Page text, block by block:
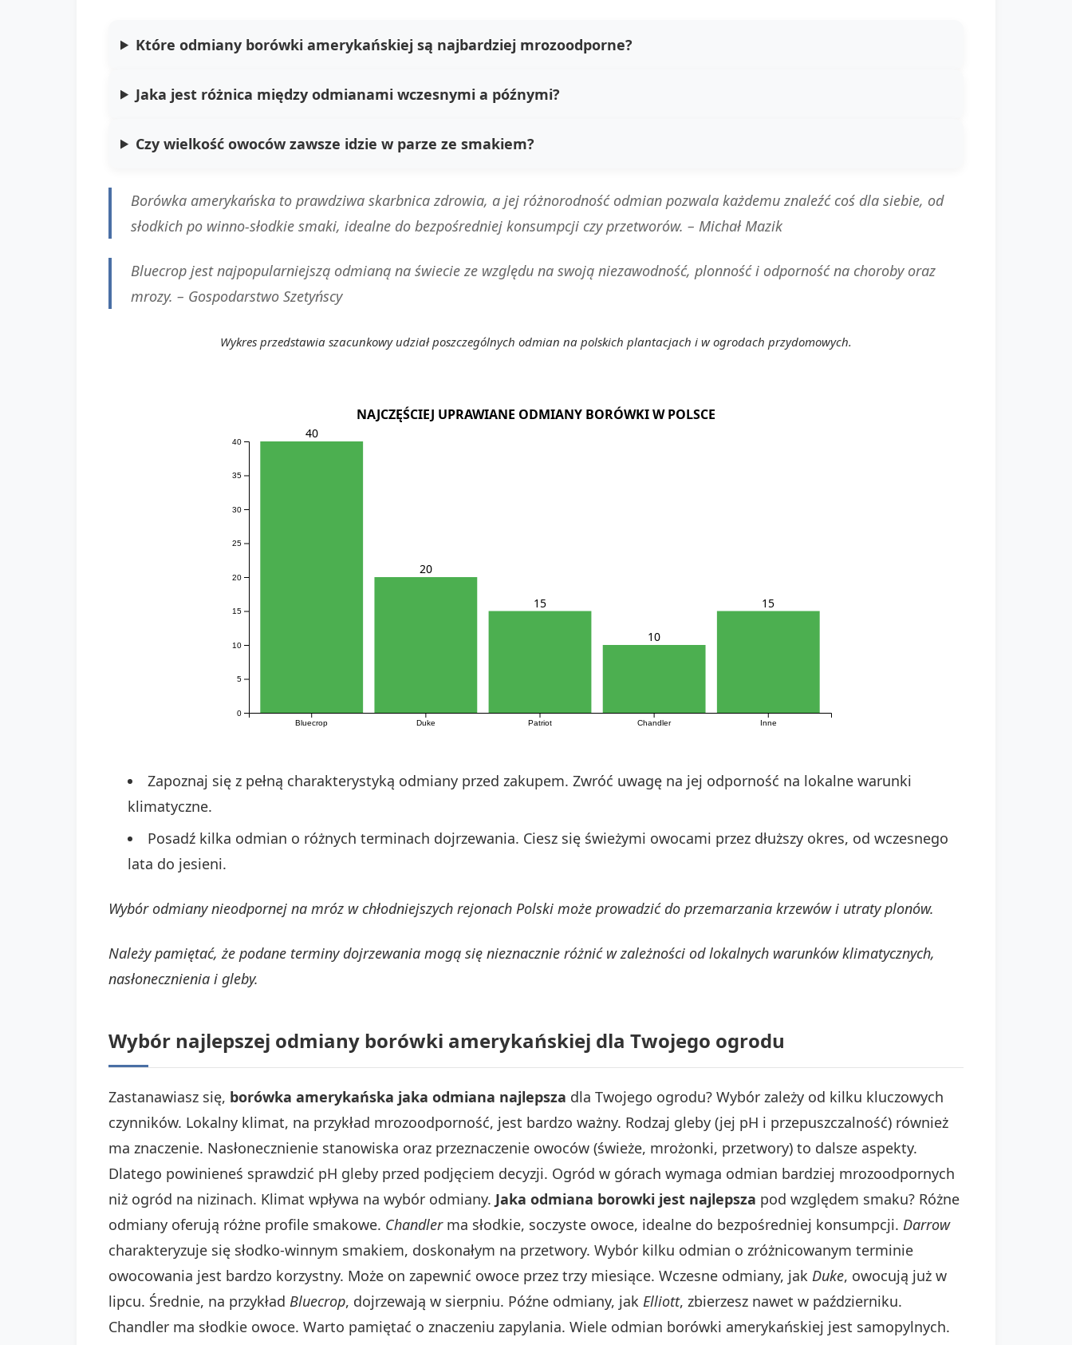
Które odmiany borówki amerykańskiej są najbardziej mrozoodporne?
Jaka jest różnica między odmianami wczesnymi a późnymi?
Czy wielkość owoców zawsze idzie w parze ze smakiem?
Borówka amerykańska to prawdziwa skarbnica zdrowia, a jej różnorodność odmian pozwala każdemu znaleźć coś dla siebie, od
słodkich po winno-słodkie smaki, idealne do bezpośredniej konsumpcji czy przetworów. – Michał Mazik
Bluecrop jest najpopularniejszą odmianą na świecie ze względu na swoją niezawodność, plonność i odporność na choroby oraz
mrozy. – Gospodarstwo Szetyńscy
Wykres przedstawia szacunkowy udział poszczególnych odmian na polskich plantacjach i w ogrodach przydomowych.
NAJCZĘŚCIEJ UPRAWIANE ODMIANY BORÓWKI W POLSCE
Bluecrop Duke Patriot Chandler Inne
0
5
10
15
20
25
30
35
40
40
20
15
10
15
Zapoznaj się z pełną charakterystyką odmiany przed zakupem. Zwróć uwagę na jej odporność na lokalne warunki
klimatyczne.
Posadź kilka odmian o różnych terminach dojrzewania. Ciesz się świeżymi owocami przez dłuższy okres, od wczesnego
lata do jesieni.
Wybór odmiany nieodpornej na mróz w chłodniejszych rejonach Polski może prowadzić do przemarzania krzewów i utraty plonów.
Należy pamiętać, że podane terminy dojrzewania mogą się nieznacznie różnić w zależności od lokalnych warunków klimatycznych,
nasłonecznienia i gleby.
Wybór najlepszej odmiany borówki amerykańskiej dla Twojego ogrodu
Zastanawiasz się, borówka amerykańska jaka odmiana najlepsza dla Twojego ogrodu? Wybór zależy od kilku kluczowych
czynników. Lokalny klimat, na przykład mrozoodporność, jest bardzo ważny. Rodzaj gleby (jej pH i przepuszczalność) również
ma znaczenie. Nasłonecznienie stanowiska oraz przeznaczenie owoców (świeże, mrożonki, przetwory) to dalsze aspekty.
Dlatego powinieneś sprawdzić pH gleby przed podjęciem decyzji. Ogród w górach wymaga odmian bardziej mrozoodpornych
niż ogród na nizinach. Klimat wpływa na wybór odmiany. Jaka odmiana borowki jest najlepsza pod względem smaku? Różne
odmiany oferują różne profile smakowe. Chandlerma słodkie, soczyste owoce, idealne do bezpośredniej konsumpcji. Darrow
charakteryzuje się słodko-winnym smakiem, doskonałym na przetwory. Wybór kilku odmian o zróżnicowanym terminie
owocowania jest bardzo korzystny. Może on zapewnić owoce przez trzy miesiące. Wczesne odmiany, jak Duke, owocują już w
lipcu. Średnie, na przykład Bluecrop, dojrzewają w sierpniu. Późne odmiany, jak Elliott, zbierzesz nawet w październiku.
Chandler ma słodkie owoce. Warto pamiętać o znaczeniu zapylania. Wiele odmian borówki amerykańskiej jest samopylnych.